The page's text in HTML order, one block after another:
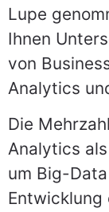
Lupe
Ihnen
von
Analytics
Die
Analytics
um Big-
Entwicklung